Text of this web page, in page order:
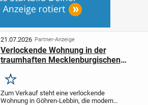
21.07.2026 Partner-Anzeige
Verlockende Wohnung in der
traumhaften Mecklenburgischen
RuheMerken
Zum Verkauf steht eine verlockende
Wohnung in Göhren-Lebbin, die modernen